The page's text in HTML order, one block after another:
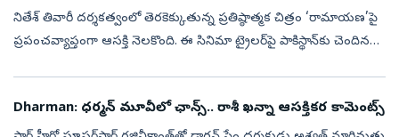
నితేశ్‌ తివారీ దర్శకత్వంలో తెరకెక్కుతున్న ప్రతిష్ఠాత్మక చిత్రం ‘రామాయణ’పై
ప్రపంచవ్యాప్తంగా ఆసక్తి నెలకొంది. ఈ సినిమా ట్రైలర్‌పై పాకిస్థాన్‌కు చెందిన
Dharman: ధర్మన్‌ మూవీలో ఛాన్స్.. రాశీ ఖన్నా ఆసక్తికర కామెంట్స్